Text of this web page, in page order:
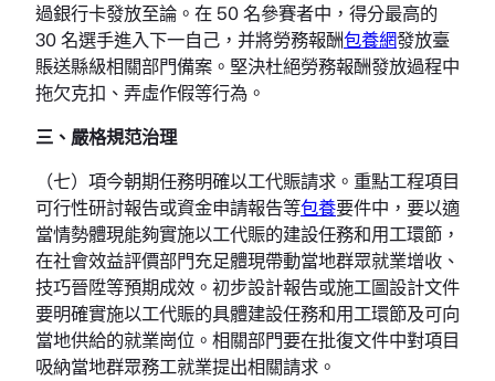
過銀行卡發放至論。在 50 名參賽者中，得分最高的
30 名選手進入下一自己，并將勞務報酬包養網發放臺
賬送縣級相關部門備案。堅決杜絕勞務報酬發放過程中
拖欠克扣、弄虛作假等行為。
三、嚴格規范治理
（七）項今朝期任務明確以工代賑請求。重點工程項目
可行性研討報告或資金申請報告等包養要件中，要以適
當情勢體現能夠實施以工代賑的建設任務和用工環節，
在社會效益評價部門充足體現帶動當地群眾就業增收、
技巧晉陞等預期成效。初步設計報告或施工圖設計文件
要明確實施以工代賑的具體建設任務和用工環節及可向
當地供給的就業崗位。相關部門要在批復文件中對項目
吸納當地群眾務工就業提出相關請求。